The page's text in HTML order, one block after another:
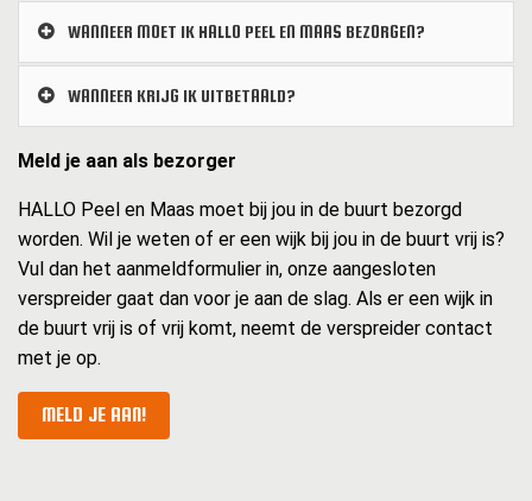
WANNEER MOET IK HALLO PEEL EN MAAS BEZORGEN?
WANNEER KRIJG IK UITBETAALD?
Meld je aan als bezorger
HALLO Peel en Maas moet bij jou in de buurt bezorgd
worden. Wil je weten of er een wijk bij jou in de buurt vrij is?
Vul dan het aanmeldformulier in, onze aangesloten
verspreider gaat dan voor je aan de slag. Als er een wijk in
de buurt vrij is of vrij komt, neemt de verspreider contact
met je op.
MELD JE AAN!